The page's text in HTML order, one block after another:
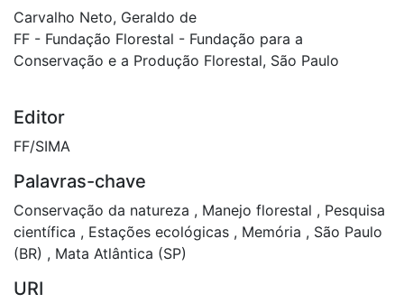
Carvalho Neto, Geraldo de
FF - Fundação Florestal - Fundação para a
Conservação e a Produção Florestal, São Paulo
Editor
FF/SIMA
Palavras-chave
Conservação da natureza , Manejo florestal , Pesquisa
científica , Estações ecológicas , Memória , São Paulo
(BR) , Mata Atlântica (SP)
URI